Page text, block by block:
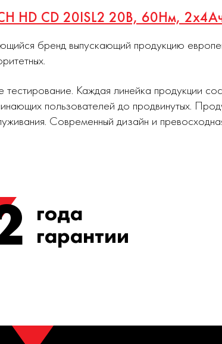
HD CD 20ISL2 20В, 60Нм,
бренд выпускающий продукцию
Каждая линейка продукции
пользователей до продвинутых.
Современный дизайн и
года
гарантии